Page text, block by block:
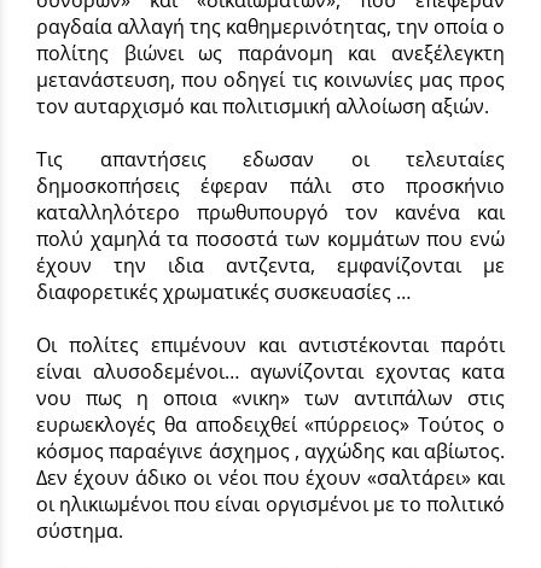
ραγδαία αλλαγή της καθημερινότητας, την οποία ο
πολίτης βιώνει ως παράνομη και ανεξέλεγκτη
μετανάστευση, που οδηγεί τις κοινωνίες μας προς
τον αυταρχισμό και πολιτισμική αλλοίωση αξιών.
Τις απαντήσεις εδωσαν οι τελευταίες
δημοσκοπήσεις έφεραν πάλι στο προσκήνιο
καταλληλότερο πρωθυπουργό τον κανένα και
πολύ χαμηλά τα ποσοστά των κομμάτων που ενώ
έχουν την ιδια αντζεντα, εμφανίζονται με
διαφορετικές χρωματικές συσκευασίες …
Οι πολίτες επιμένουν και αντιστέκονται παρότι
είναι αλυσοδεμένοι… αγωνίζονται εχοντας κατα
νου πως η οποια «νικη» των αντιπάλων στις
ευρωεκλογές θα αποδειχθεί «πύρρειος» Τούτος ο
κόσμος παραέγινε άσχημος , αγχώδης και αβίωτος.
Δεν έχουν άδικο οι νέοι που έχουν «σαλτάρει» και
οι ηλικιωμένοι που είναι οργισμένοι με το πολιτικό
σύστημα.